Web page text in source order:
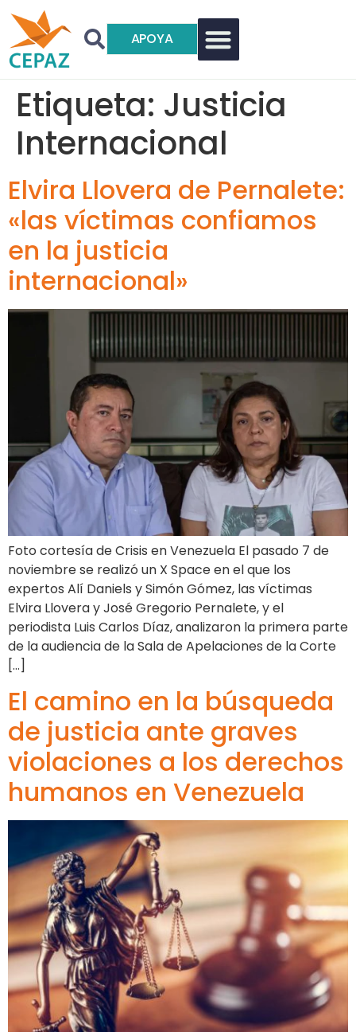
APOYA
Etiqueta: Justicia
Internacional
Elvira Llovera de Pernalete:
«las víctimas confiamos
en la justicia
internacional»
Foto cortesía de Crisis en Venezuela El pasado 7 de
noviembre se realizó un X Space en el que los
expertos Alí Daniels y Simón Gómez, las víctimas
Elvira Llovera y José Gregorio Pernalete, y el
periodista Luis Carlos Díaz, analizaron la primera parte
de la audiencia de la Sala de Apelaciones de la Corte
[…]
El camino en la búsqueda
de justicia ante graves
violaciones a los derechos
humanos en Venezuela